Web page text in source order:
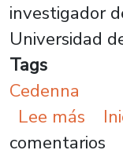
investigador
Universidad
Tags
Cedenna
Lee más
comentarios